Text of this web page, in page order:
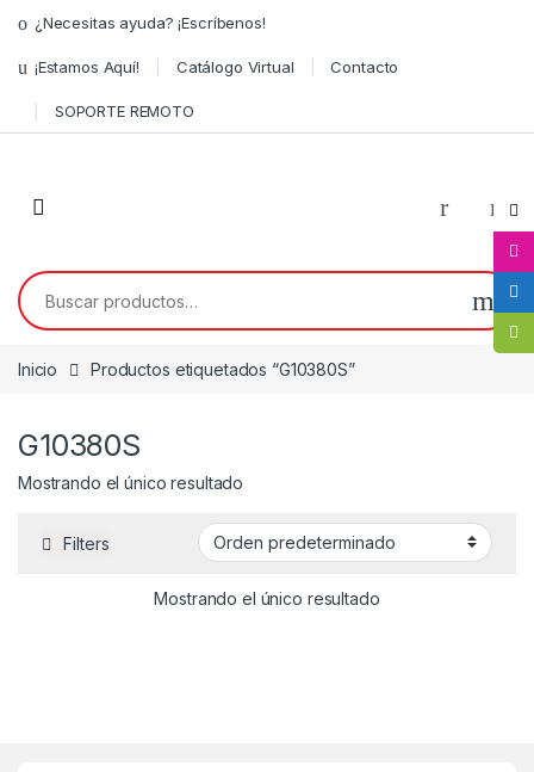
¿Necesitas ayuda? ¡Escríbenos!
¡Estamos Aquí! Catálogo Virtual Contacto
SOPORTE REMOTO
Inicio Productos etiquetados “G10380S”
G10380S
Mostrando el único resultado
Filters
Mostrando el único resultado